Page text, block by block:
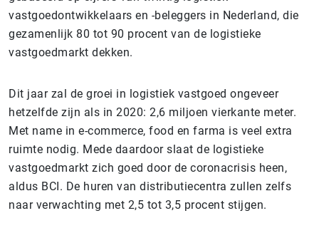
vastgoedontwikkelaars en -beleggers in Nederland, die
gezamenlijk 80 tot 90 procent van de logistieke
vastgoedmarkt dekken.
Dit jaar zal de groei in logistiek vastgoed ongeveer
hetzelfde zijn als in 2020: 2,6 miljoen vierkante meter.
Met name in e-commerce, food en farma is veel extra
ruimte nodig. Mede daardoor slaat de logistieke
vastgoedmarkt zich goed door de coronacrisis heen,
aldus BCI. De huren van distributiecentra zullen zelfs
naar verwachting met 2,5 tot 3,5 procent stijgen.